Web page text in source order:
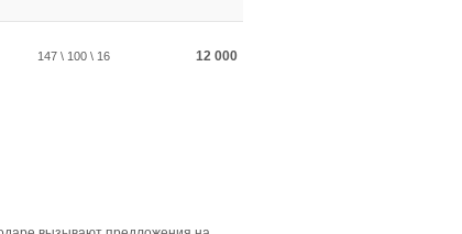
147 \ 100 \ 16 12 000